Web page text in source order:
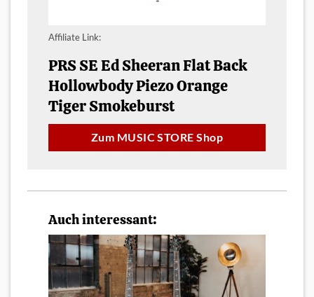
Affiliate Link:
PRS SE Ed Sheeran Flat Back
Hollowbody Piezo Orange
Tiger Smokeburst
Zum MUSIC STORE Shop
Auch interessant: